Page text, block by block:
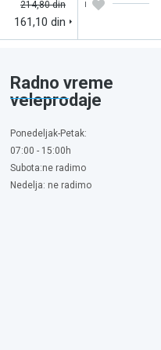
214,80 din
161,10 din
Radno vreme
veleprodaje
Ponedeljak-Petak:
07:00 - 15:00h
Subota:ne radimo
Nedelja: ne radimo